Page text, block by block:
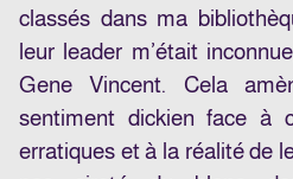
classés dans ma
leur leader m’était
Gene Vincent. Cela
sentiment dickien face à
erratiques et à la réalité de